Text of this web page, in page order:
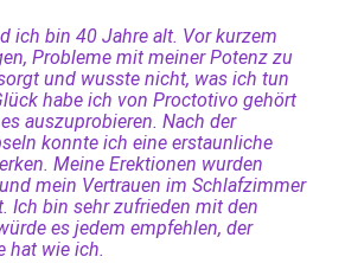
ich bin 40 Jahre alt. Vor kurzem
Probleme mit meiner Potenz zu
und wusste nicht, was ich tun
habe ich von Proctotivo gehört
auszuprobieren. Nach der
konnte ich eine erstaunliche
Meine Erektionen wurden
mein Vertrauen im Schlafzimmer
Ich bin sehr zufrieden mit den
es jedem empfehlen, der
hat wie ich.